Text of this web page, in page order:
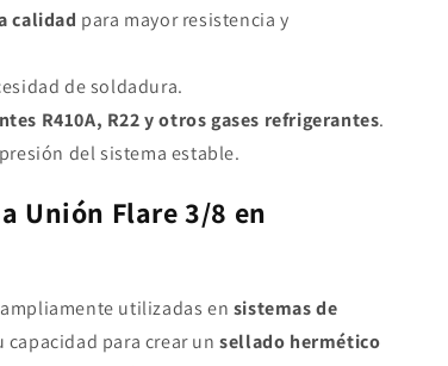
calidad para mayor resistencia y
de soldadura.
R410A, R22 y otros gases refrigerantes.
del sistema estable.
Unión Flare 3/8 en
utilizadas en sistemas de
capacidad para crear unsellado hermético